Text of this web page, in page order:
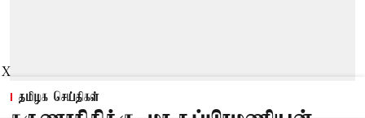
தமிழக செய்திகள்
X